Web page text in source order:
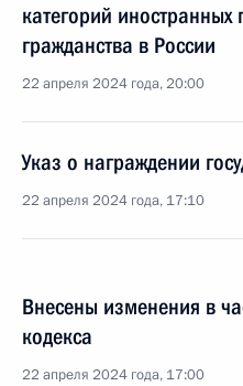
категорий
гражданства в России
22 апреля 2024 года, 20:00
Указ о награждении
22 апреля 2024 года, 17:10
Внесены изменения в
кодекса
22 апреля 2024 года, 17:00